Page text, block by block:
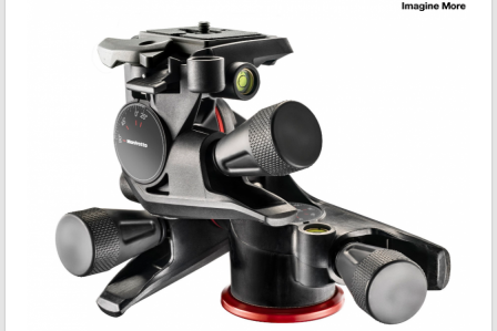
MAIS INFORMAÇÃO
VISÃO RÁPIDA